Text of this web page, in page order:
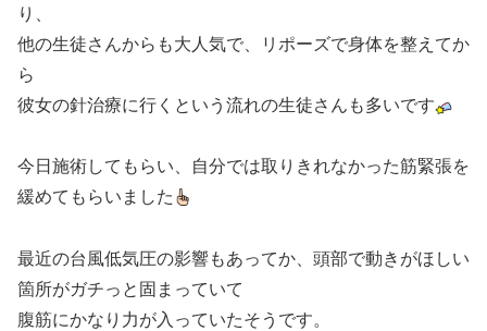
り、
他の生徒さんからも大人気で、リポーズで身体を整えてか
ら
彼女の針治療に行くという流れの生徒さんも多いです
今日施術してもらい、自分では取りきれなかった筋緊張を
緩めてもらいました
最近の台風低気圧の影響もあってか、頭部で動きがほしい
箇所がガチっと固まっていて
腹筋にかなり力が入っていたそうです。